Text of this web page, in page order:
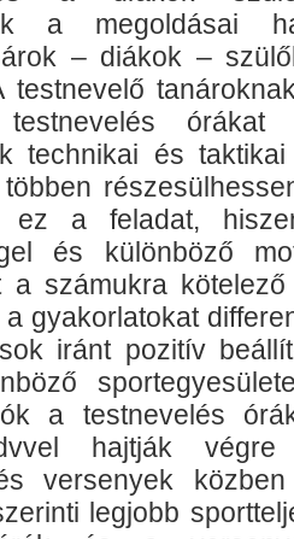
a megoldásai
– diákok –
testnevelő
technikai és
ez a feladat,
és különböző
a számukra
gyakorlatokat
iránt pozitív
a testnevelés
hajtják
versenyek
legjobb